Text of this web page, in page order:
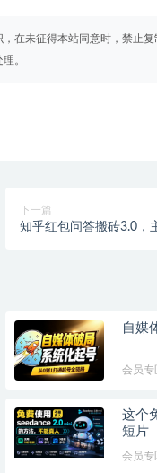
在未征得本站同意时，禁止
。
下一篇
知乎红包问答搬砖3.0，
自媒
会员专
这个
短片
会员专